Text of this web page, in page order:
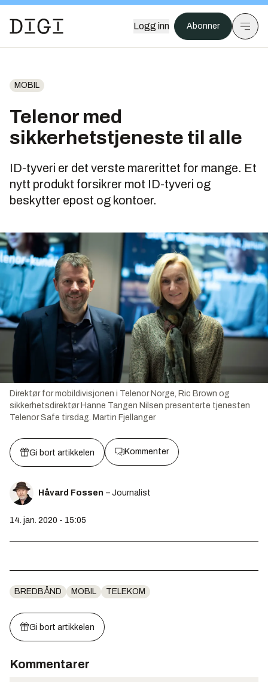
Logg inn Abonner
MOBIL
Telenor med
sikkerhetstjeneste til alle
ID-tyveri er det verste marerittet for mange. Et
nytt produkt forsikrer mot ID-tyveri og
beskytter epost og kontoer.
Direktør for mobildivisjonen i Telenor Norge, Ric Brown og
sikkerhetsdirektør Hanne Tangen Nilsen presenterte tjenesten
Telenor Safe tirsdag. Martin Fjellanger
Gi bort artikkelen Kommenter
Håvard Fossen – Journalist
14. jan. 2020 - 15:05
BREDBÅND MOBIL TELEKOM
Gi bort artikkelen
Kommentarer